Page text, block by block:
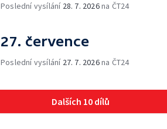
Poslední vysílání 28. 7. 2026na ČT24
27. července
Poslední vysílání 27. 7. 2026na ČT24
Dalších 10 dílů